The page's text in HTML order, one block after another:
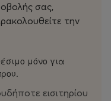
θαυμάσια
οθόνη το «πορτρέτο
να σταθεί σε ένα
οδηγούν Πόρσε
σας,
την
μόνο για
εισιτηρίου